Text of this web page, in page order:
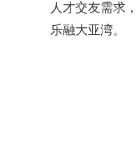
人才交友需求
乐融大亚湾。